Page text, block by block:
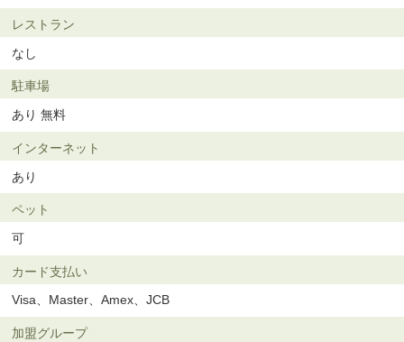
レストラン
なし
駐車場
あり 無料
インターネット
あり
ペット
可
カード支払い
Visa、Master、Amex、JCB
加盟グループ